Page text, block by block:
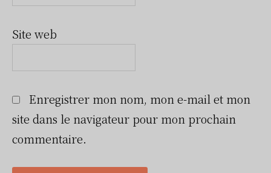
Site web
Enregistrer mon nom, mon e-mail et mon
site dans le navigateur pour mon prochain
commentaire.